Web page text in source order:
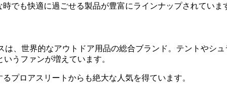
でも快適に過ごせる製品が豊富にラインナップされていま
、世界的なアウトドア用品の総合ブランド。 テントやシ
うファンが増えています。
プロアスリートからも絶大な人気を得ています。